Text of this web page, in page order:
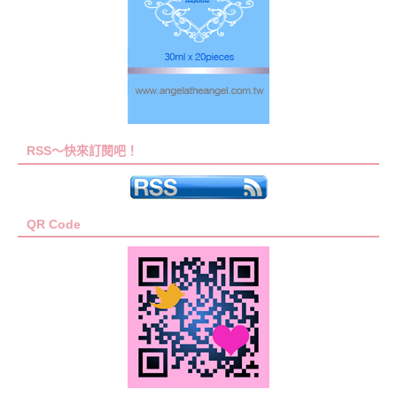
RSS～快來訂閱吧！
QR Code